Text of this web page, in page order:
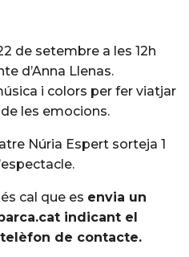
de setembre a les 12h
d’Anna Llenas.
i colors per fer viatjar
les emocions.
Núria Espert sorteja 1
cal que es envia un
indicant el
de contacte.